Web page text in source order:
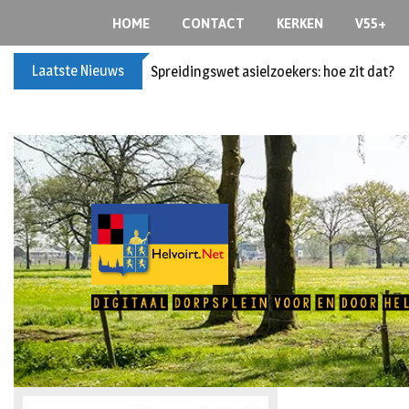
HOME CONTACT KERKEN V55+
Laatste Nieuws Spreidingswet asielzoekers: hoe zit dat?